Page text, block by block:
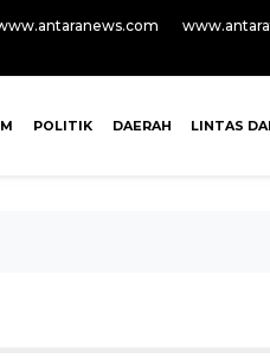
POLITIK DAERAH LINTAS